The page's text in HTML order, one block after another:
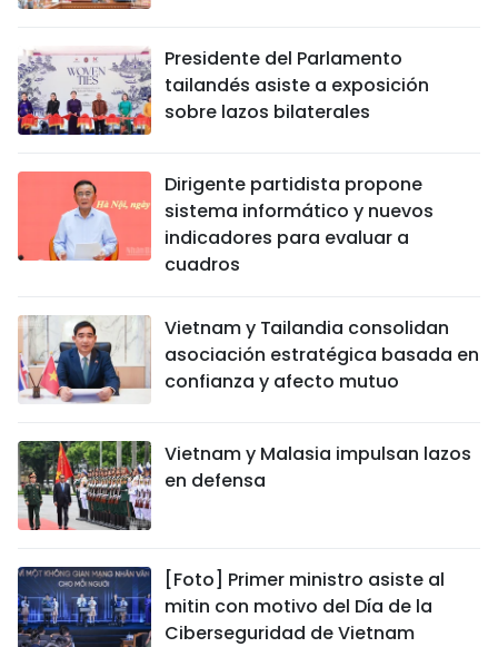
Presidente del Parlamento
tailandés asiste a exposición
sobre lazos bilaterales
Dirigente partidista propone
sistema informático y nuevos
indicadores para evaluar a
cuadros
Vietnam y Tailandia consolidan
asociación estratégica basada en
confianza y afecto mutuo
Vietnam y Malasia impulsan lazos
en defensa
[Foto] Primer ministro asiste al
mitin con motivo del Día de la
Ciberseguridad de Vietnam